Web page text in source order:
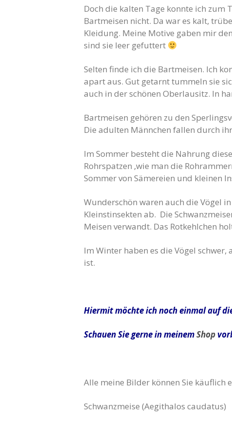
Doch die kalten Tage konnte ich zum
Bartmeisen nicht. Da war es kalt,
Kleidung. Meine Motive gaben mir
sind sie leer gefuttert
Selten finde ich die Bartmeisen. Ich
apart aus. Gut getarnt tummeln sie
auch in der schönen Oberlausitz. In
Bartmeisen gehören zu den
Die adulten Männchen fallen durch
Im Sommer besteht die Nahrung
Rohrspatzen ,wie man die
Sommer von Sämereien und kleinen
Wunderschön waren auch die Vögel
Kleinstinsekten ab. Die
Meisen verwandt. Das Rotkehlchen
Im Winter haben es die Vögel schwer,
ist.
Hiermit möchte ich noch einmal auf
Schauen Sie gerne in meinemShop
Alle meine Bilder können Sie käuflich
Schwanzmeise (Aegithalos caudatus)